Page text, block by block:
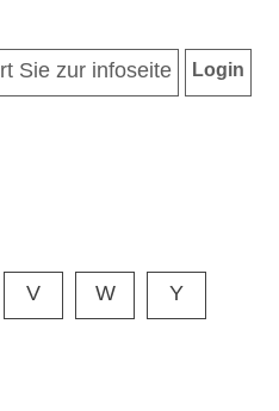
Login
V W Y